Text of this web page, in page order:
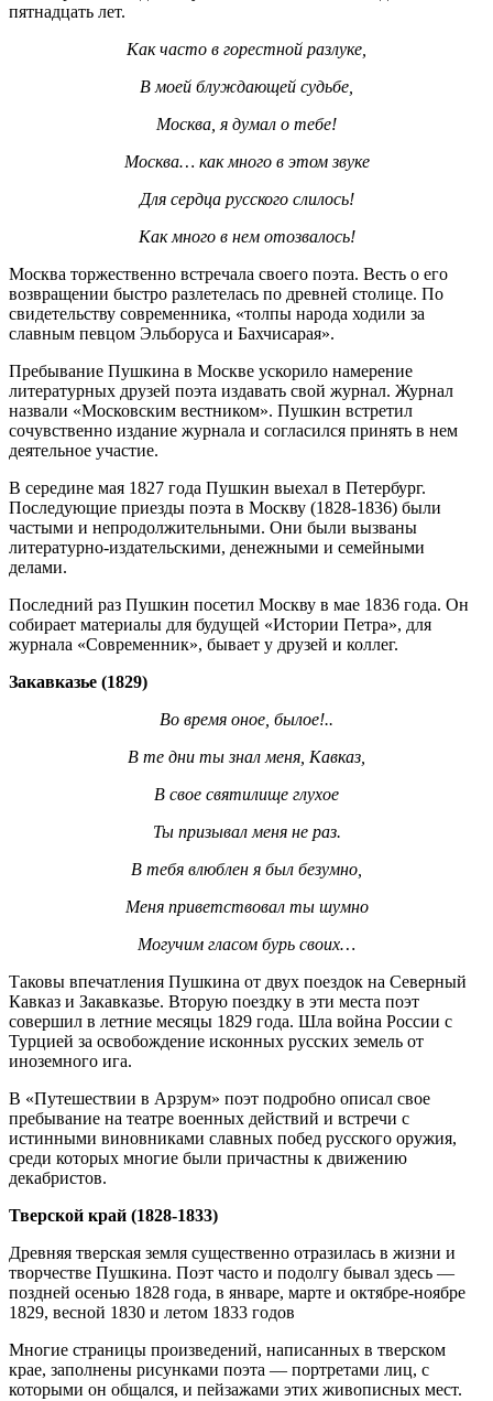
пятнадцать лет.
Как часто в горестной разлуке,
В моей блуждающей судьбе,
Москва, я думал о тебе!
Москва… как много в этом звуке
Для сердца русского слилось!
Как много в нем отозвалось!
Москва торжественно встречала своего поэта. Весть о его
возвращении быстро разлетелась по древней столице. По
свидетельству современника, «толпы народа ходили за
славным певцом Эльборуса и Бахчисарая».
Пребывание Пушкина в Москве ускорило намерение
литературных друзей поэта издавать свой журнал. Журнал
назвали «Московским вестником». Пушкин встретил
сочувственно издание журнала и согласился принять в нем
деятельное участие.
В середине мая 1827 года Пушкин выехал в Петербург.
Последующие приезды поэта в Москву (1828-1836) были
частыми и непродолжительными. Они были вызваны
литературно-издательскими, денежными и семейными
делами.
Последний раз Пушкин посетил Москву в мае 1836 года. Он
собирает материалы для будущей «Истории Петра», для
журнала «Современник», бывает у друзей и коллег.
Закавказье (1829)
Во время оное, былое!..
В те дни ты знал меня, Кавказ,
В свое святилище глухое
Ты призывал меня не раз.
В тебя влюблен я был безумно,
Меня приветствовал ты шумно
Могучим гласом бурь своих…
Таковы впечатления Пушкина от двух поездок на Северный
Кавказ и Закавказье. Вторую поездку в эти места поэт
совершил в летние месяцы 1829 года. Шла война России с
Турцией за освобождение исконных русских земель от
иноземного ига.
В «Путешествии в Арзрум» поэт подробно описал свое
пребывание на театре военных действий и встречи с
истинными виновниками славных побед русского оружия,
среди которых многие были причастны к движению
декабристов.
Тверской край (1828-1833)
Древняя тверская земля существенно отразилась в жизни и
творчестве Пушкина. Поэт часто и подолгу бывал здесь —
поздней осенью 1828 года, в январе, марте и октябре-ноябре
1829, весной 1830 и летом 1833 годов
Многие страницы произведений, написанных в тверском
крае, заполнены рисунками поэта — портретами лиц, с
которыми он общался, и пейзажами этих живописных мест.